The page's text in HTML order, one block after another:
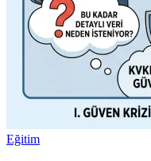
Eğitim